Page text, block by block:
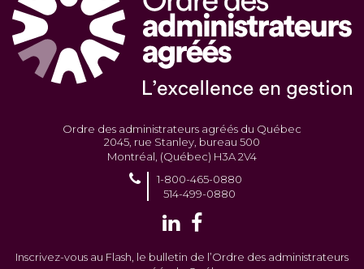
Ordre des administrateurs agréés du Québec
2045, rue Stanley, bureau 500
Montréal, (Québec) H3A 2V4
1-800-465-0880
514-499-0880
Inscrivez-vous au Flash, le bulletin de l’Ordre des administrateurs